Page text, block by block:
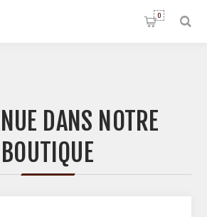
0
DANS NOTRE
BOUTIQUE